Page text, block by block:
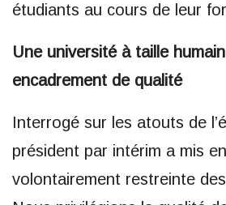
étudiants au cours de leur
Une université à taille
encadrement de qualité
Interrogé sur les atouts de
président par intérim a mis
volontairement restreinte